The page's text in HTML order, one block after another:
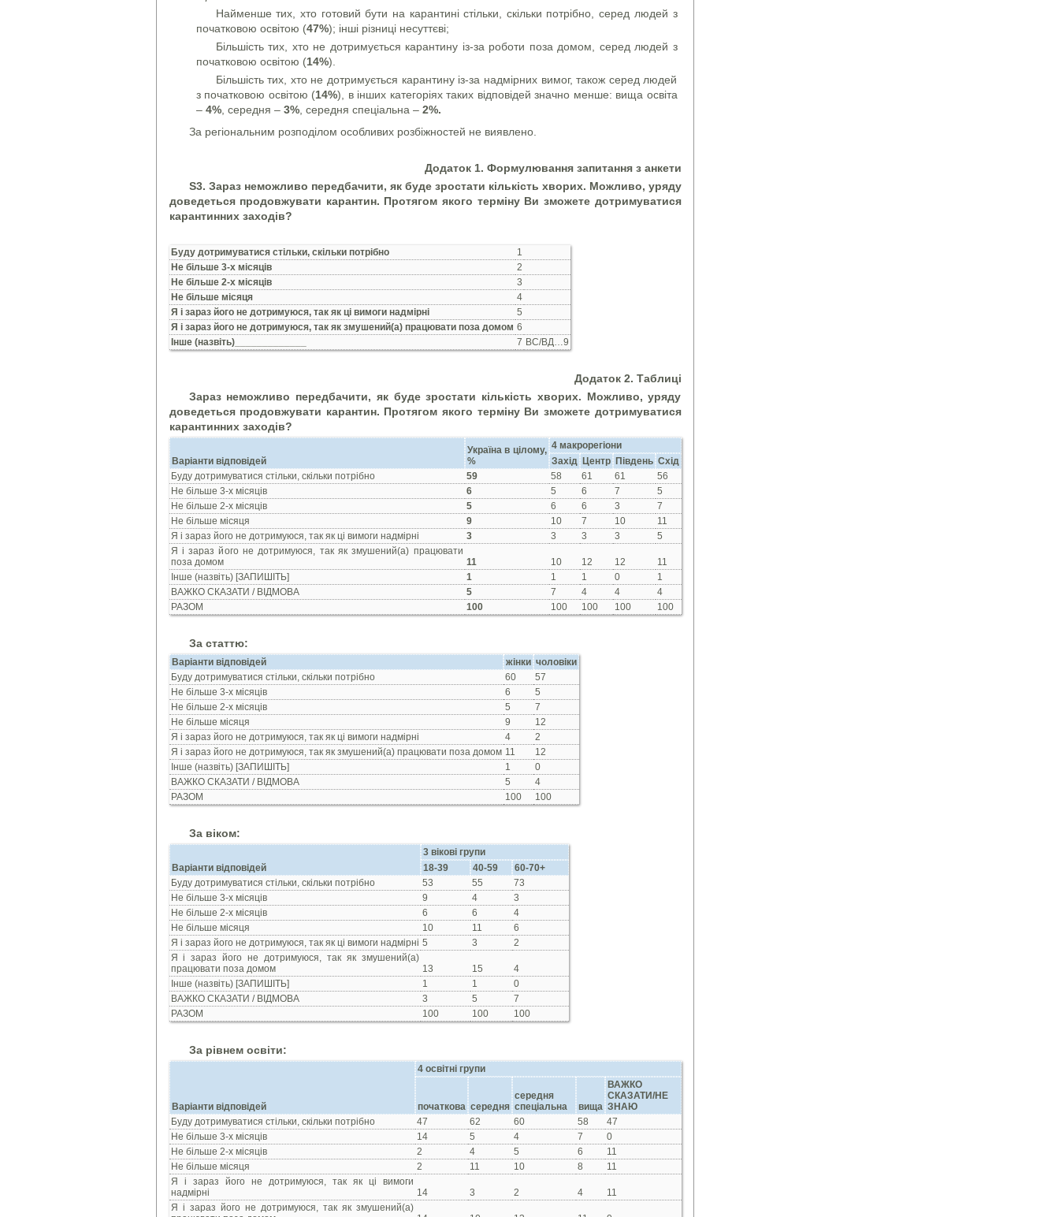
Найменше тих, хто готовий бути на карантині стільки, скільки потрібно, серед людей з
початковою освітою (47%); інші різниці несуттєві;
Більшість тих, хто не дотримується карантину із-за роботи поза домом, серед людей з
початковою освітою (14%).
Більшість тих, хто не дотримується карантину із-за надмірних вимог, також серед людей
з початковою освітою (14%), в інших категоріях таких відповідей значно менше: вища освіта
– 4%, середня – 3%, середня спеціальна – 2%.
За регіональним розподілом особливих розбіжностей не виявлено.
Додаток 1. Формулювання запитання з анкети
S3. Зараз неможливо передбачити, як буде зростати кількість хворих. Можливо, уряду
доведеться продовжувати карантин. Протягом якого терміну Ви зможете дотримуватися
карантинних заходів?
Буду дотримуватися стільки, скільки потрібно
1
Не більше 3-х місяців
2
Не більше 2-х місяців
3
Не більше місяця
4
Я і зараз його не дотримуюся, так як ці вимоги надмірні
5
Я і зараз його не дотримуюся, так як змушений(а) працювати поза домом 6
Інше (назвіть)_____________
7 ВС/ВД…9
Додаток 2. Таблиці
Зараз неможливо передбачити, як буде зростати кількість хворих. Можливо, уряду
доведеться продовжувати карантин. Протягом якого терміну Ви зможете дотримуватися
карантинних заходів?
Варіанти відповідей
Україна в цілому,
%
4 макрорегіони
Захід
Центр Південь Схід
Буду дотримуватися стільки, скільки потрібно
59 58 61 61
56
Не більше 3-х місяців
6 5 6 7
5
Не більше 2-х місяців
5 6 6 3
7
Не більше місяця
9 10 7 10
11
Я і зараз його не дотримуюся, так як ці вимоги надмірні
3 3 3 3
5
Я і зараз його не дотримуюся, так як змушений(а) працювати
поза домом
11 10 12 12
11
Інше (назвіть) [ЗАПИШІТЬ]
1 1 1 0
1
ВАЖКО СКАЗАТИ / ВІДМОВА
5 7 4 4
4
РАЗОМ
100 100 100 100 100
За статтю:
Варіанти відповідей жінки чоловіки
Буду дотримуватися стільки, скільки потрібно
60
57
Не більше 3-х місяців
6
5
Не більше 2-х місяців
5
7
Не більше місяця
9
12
Я і зараз його не дотримуюся, так як ці вимоги надмірні
4
2
Я і зараз його не дотримуюся, так як змушений(а) працювати поза домом 11
12
Інше (назвіть) [ЗАПИШІТЬ]
1
0
ВАЖКО СКАЗАТИ / ВІДМОВА
5
4
РАЗОМ
100 100
За віком:
Варіанти відповідей
3 вікові групи
18-39
40-59 60-70+
Буду дотримуватися стільки, скільки потрібно
53 55
73
Не більше 3-х місяців
9 4
3
Не більше 2-х місяців
6 6
4
Не більше місяця
10 11
6
Я і зараз його не дотримуюся, так як ці вимоги надмірні 5 3
2
Я і зараз його не дотримуюся, так як змушений(а)
працювати поза домом
13 15
4
Інше (назвіть) [ЗАПИШІТЬ]
1 1
0
ВАЖКО СКАЗАТИ / ВІДМОВА
3 5
7
РАЗОМ
100 100 100
За рівнем освіти:
Варіанти відповідей
4 освітні групи
початкова середня
середня
спеціальна
вища
ВАЖКО
СКАЗАТИ/НЕ
ЗНАЮ
Буду дотримуватися стільки, скільки потрібно
47 62 60 58
47
Не більше 3-х місяців
14 5 4 7
0
Не більше 2-х місяців
2 4 5 6
11
Не більше місяця
2 11 10 8
11
Я і зараз його не дотримуюся, так як ці вимоги
надмірні
14 3 2 4
11
Я і зараз його не дотримуюся, так як змушений(а)